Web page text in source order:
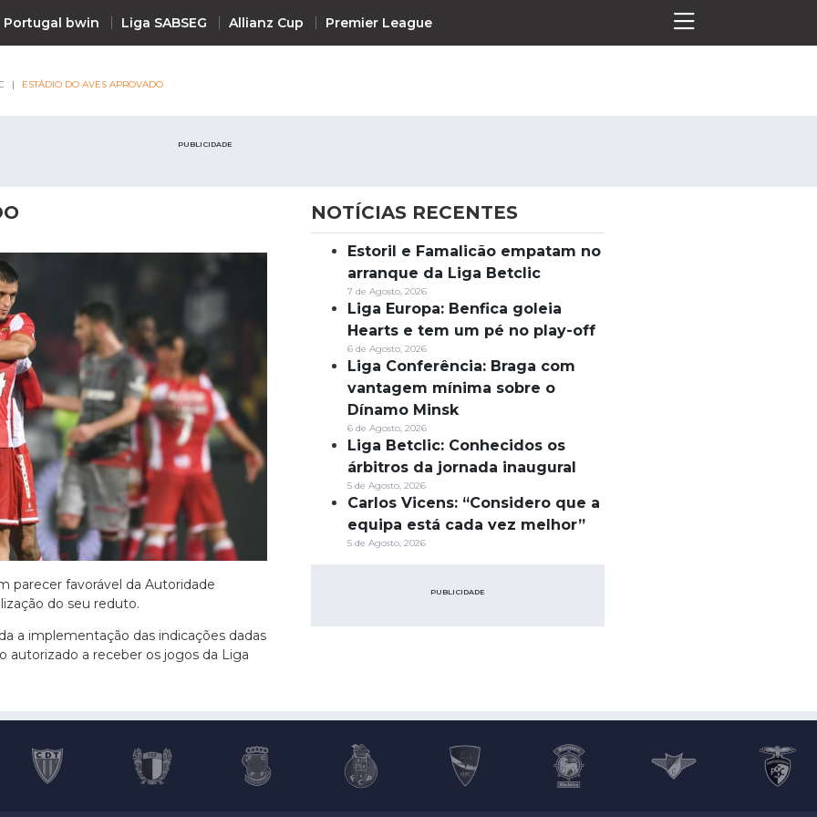
Portugal bwin Liga SABSEG Allianz Cup Premier League
Notícias
Termos e Condições
Política de Privacidade
ESTÁDIO DO AVES APROVADO
PUBLICIDADE
parecer favorável da Autoridade
do seu reduto.
a implementação das indicações dadas
autorizado a receber os jogos da Liga
NOTÍCIAS RECENTES
Estoril e Famalicão empatam no
arranque da Liga Betclic
7 de Agosto, 2026
Liga Europa: Benfica goleia
Hearts e tem um pé no play-off
6 de Agosto, 2026
Liga Conferência: Braga com
vantagem mínima sobre o
Dínamo Minsk
6 de Agosto, 2026
Liga Betclic: Conhecidos os
árbitros da jornada inaugural
5 de Agosto, 2026
Carlos Vicens: “Considero que a
equipa está cada vez melhor”
5 de Agosto, 2026
PUBLICIDADE